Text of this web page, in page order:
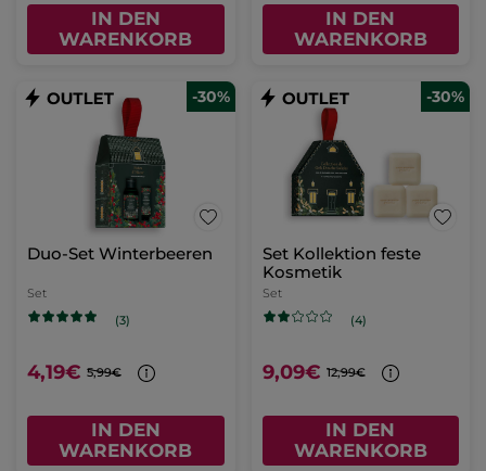
IN DEN
WARENKORB
IN DEN
WARENKORB
-30%
Duo-Set Winterbeeren
Set
(3)
4,19€ 5,99€
IN DEN
WARENKORB
-30%
Set Kollektion feste
Kosmetik
Set
(4)
9,09€ 12,99€
IN DEN
WARENKORB